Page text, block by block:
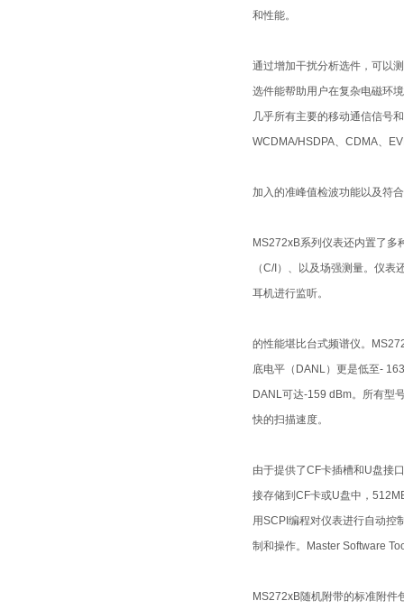
和性能。
通过增加干扰分析选件，可以
选件能帮助用户在复杂电磁环
几乎所有主要的移动通信信号
WCDMA/HSDPA、CDMA、
加入的准峰值检波功能以及符
MS272xB系列仪表还内置了多
（C/I）、以及场强测量。仪
耳机进行监听。
的性能堪比台式频谱仪。
底电平（DANL）更是低至-
DANL可达-159 dBm。所有型
快的扫描速度。
由于提供了CF卡插槽和U盘接
接存储到CF卡或U盘中，
用SCPI编程对仪表进行自动控
制和操作。Master Software
MS272xB随机附带的标准附件